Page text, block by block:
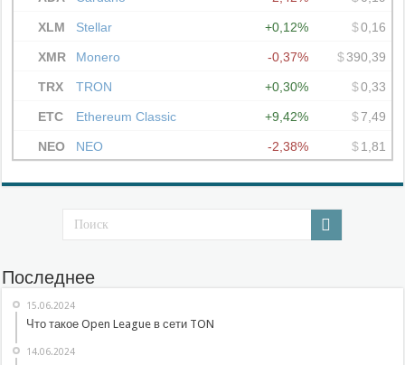
Последнее
15.06.2024
Что такое Open League в сети TON
14.06.2024